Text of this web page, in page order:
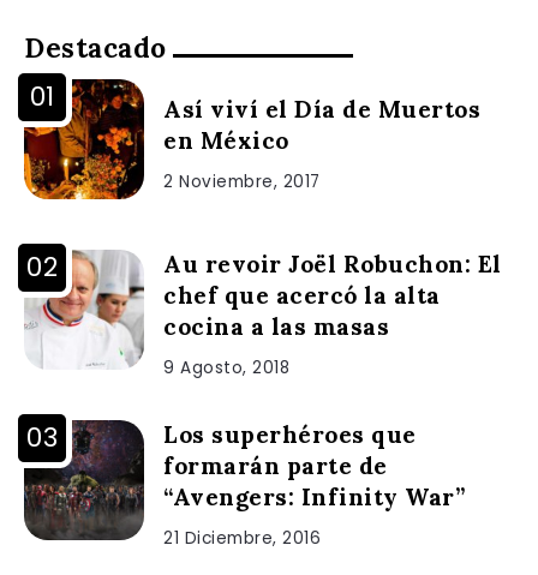
Destacado
Así viví el Día de Muertos
en México
2 Noviembre, 2017
Au revoir Joël Robuchon: El
chef que acercó la alta
cocina a las masas
9 Agosto, 2018
Los superhéroes que
formarán parte de
“Avengers: Infinity War”
21 Diciembre, 2016